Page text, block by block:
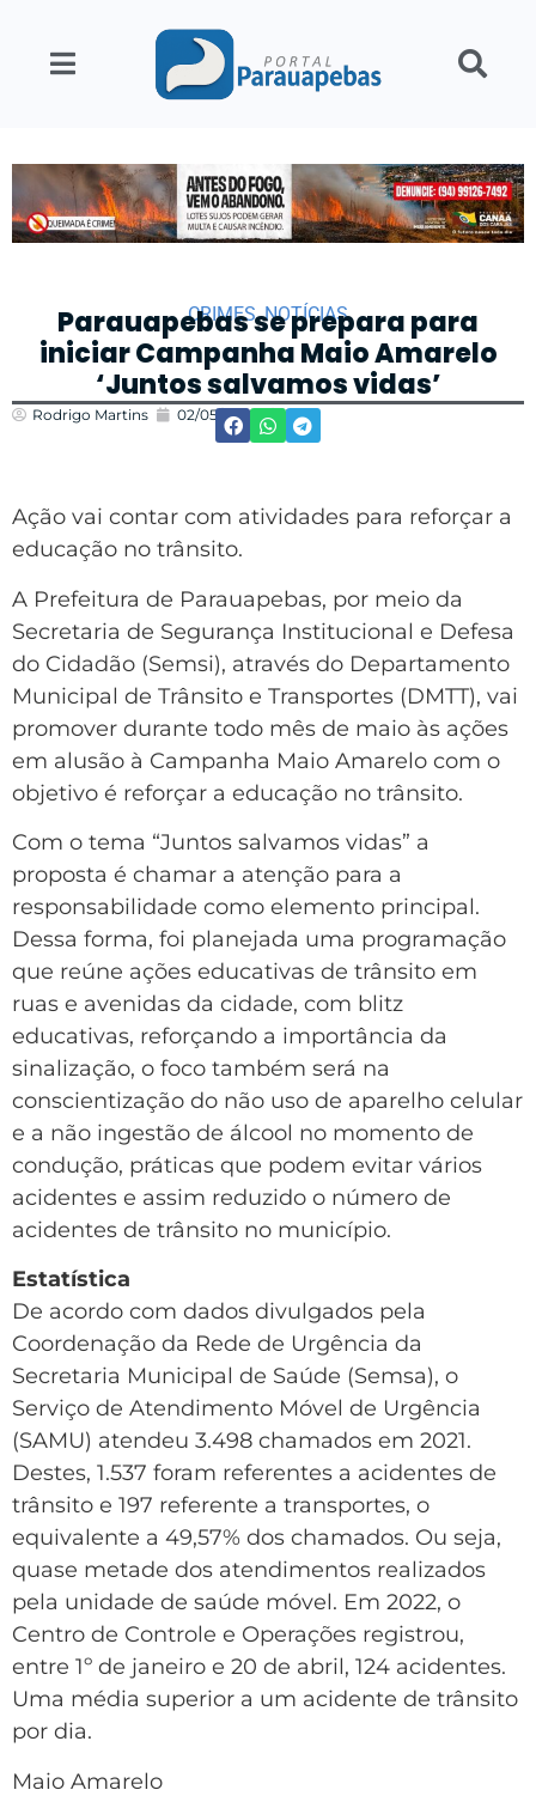
CRIMES,NOTÍCIAS
Parauapebas se prepara para
iniciar Campanha Maio Amarelo
‘Juntos salvamos vidas’
Rodrigo Martins 02/05/2022 17:30
Ação vai contar com atividades para reforçar a
educação no trânsito.
A Prefeitura de Parauapebas, por meio da
Secretaria de Segurança Institucional e Defesa
do Cidadão (Semsi), através do Departamento
Municipal de Trânsito e Transportes (DMTT), vai
promover durante todo mês de maio às ações
em alusão à Campanha Maio Amarelo com o
objetivo é reforçar a educação no trânsito.
Com o tema “Juntos salvamos vidas” a
proposta é chamar a atenção para a
responsabilidade como elemento principal.
Dessa forma, foi planejada uma programação
que reúne ações educativas de trânsito em
ruas e avenidas da cidade, com blitz
educativas, reforçando a importância da
sinalização, o foco também será na
conscientização do não uso de aparelho celular
e a não ingestão de álcool no momento de
condução, práticas que podem evitar vários
acidentes e assim reduzido o número de
acidentes de trânsito no município.
Estatística
De acordo com dados divulgados pela
Coordenação da Rede de Urgência da
Secretaria Municipal de Saúde (Semsa), o
Serviço de Atendimento Móvel de Urgência
(SAMU) atendeu 3.498 chamados em 2021.
Destes, 1.537 foram referentes a acidentes de
trânsito e 197 referente a transportes, o
equivalente a 49,57% dos chamados. Ou seja,
quase metade dos atendimentos realizados
pela unidade de saúde móvel. Em 2022, o
Centro de Controle e Operações registrou,
entre 1º de janeiro e 20 de abril, 124 acidentes.
Uma média superior a um acidente de trânsito
por dia.
Maio Amarelo